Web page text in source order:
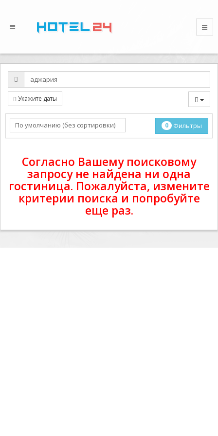
Укажите даты
0 Фильтры
Согласно Вашему поисковому
запросу не найдена ни одна
гостиница. Пожалуйста, измените
критерии поиска и попробуйте
еще раз.